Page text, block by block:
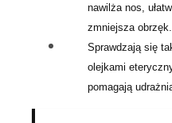
nawilża nos,
zmniejsza obrzęk.
Sprawdzają się
olejkami
pomagają